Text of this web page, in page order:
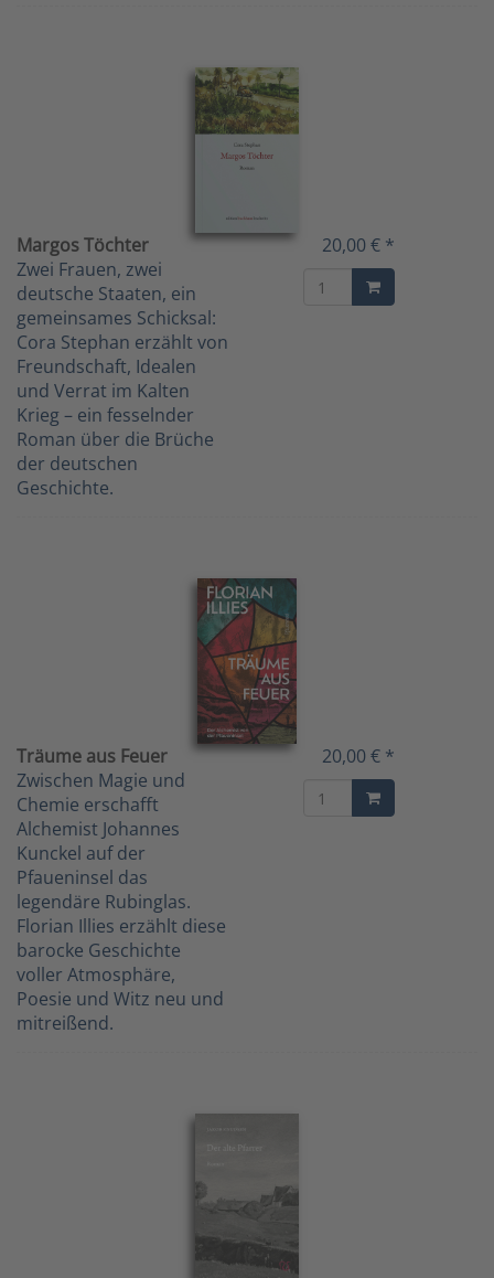
Margos Töchter
Zwei Frauen, zwei
deutsche Staaten, ein
gemeinsames Schicksal:
Cora Stephan erzählt von
Freundschaft, Idealen
und Verrat im Kalten
Krieg – ein fesselnder
Roman über die Brüche
der deutschen
Geschichte.
20,00 € *
Träume aus Feuer
Zwischen Magie und
Chemie erschafft
Alchemist Johannes
Kunckel auf der
Pfaueninsel das
legendäre Rubinglas.
Florian Illies erzählt diese
barocke Geschichte
voller Atmosphäre,
Poesie und Witz neu und
mitreißend.
20,00 € *